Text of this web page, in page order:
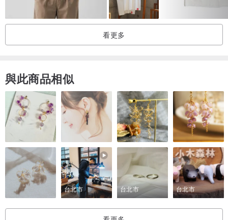
衣長 74 cm
袖長 28.5 cm
棉 Cotton 97%
彈性纖維 3%
敬請細心照料版型精緻特殊的設計服裝：
看更多
與此商品相似
台北市 台北市 台北市